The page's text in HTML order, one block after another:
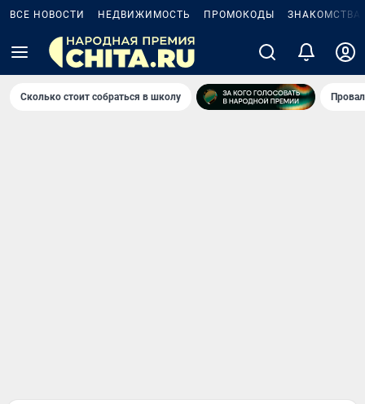
ВСЕ НОВОСТИ НЕДВИЖИМОСТЬ ПРОМОКОДЫ ЗНАКОМСТВА
Сколько стоит собраться в школу